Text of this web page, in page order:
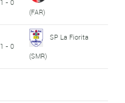
1 - 0
(FAR)
1 - 0
SP La Fiorita
(SMR)